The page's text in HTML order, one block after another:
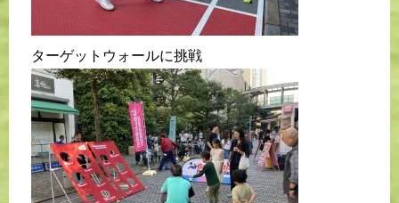
ターゲットウォールに挑戦